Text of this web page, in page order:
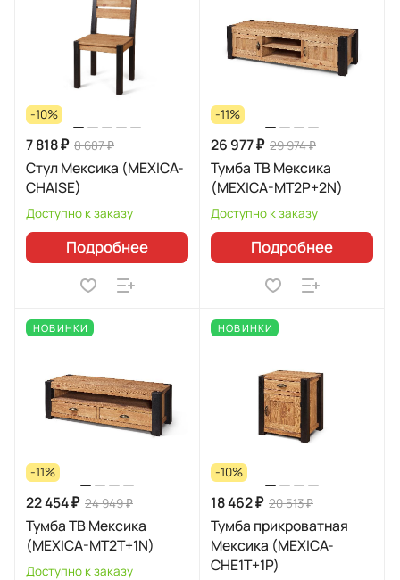
-10%
7 818 ₽ 8 687 ₽
Стул Мексика (MEXICA-
CHAISE)
Доступно к заказу
Подробнее
-11%
26 977 ₽ 29 974 ₽
Тумба ТВ Мексика
(MEXICA-MT2P+2N)
Доступно к заказу
Подробнее
НОВИНКИ
-11%
22 454 ₽ 24 949 ₽
Тумба ТВ Мексика
(MEXICA-MT2T+1N)
Доступно к заказу
НОВИНКИ
-10%
18 462 ₽ 20 513 ₽
Тумба прикроватная
Мексика (MEXICA-
CHE1T+1P)